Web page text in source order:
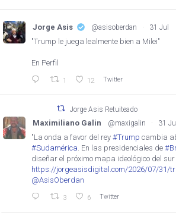
Jorge Asis @asisoberdan · 31 Jul
"Trump le juega lealmente bien a Milei"
En Perfil
1 12 Twitter
Jorge Asis Retuiteado
Maximiliano Galin @maxigalin · 31 Jul
"La onda a favor del rey #Trump cambia
#Sudamérica . En las presidenciales de
diseñar el próximo mapa ideológico del sur
https://jorgeasisdigital.com/2026/07/31/
@AsisOberdan
3 6 Twitter